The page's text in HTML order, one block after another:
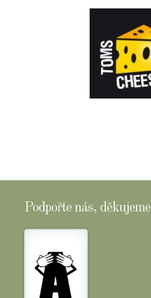
Podpořte nás, děkujeme